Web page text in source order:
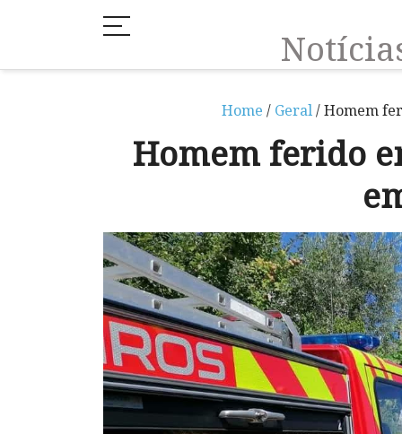
Home / Geral/ Homem
Homem ferido